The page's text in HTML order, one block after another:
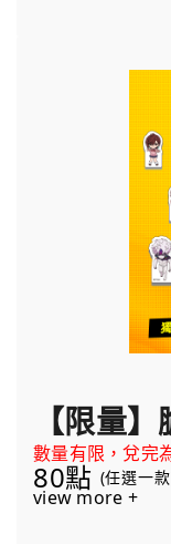
【限量
數量有限，兌完
80點 (任選一
view more +